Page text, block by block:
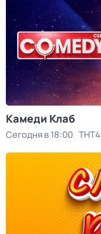
Камеди Клаб
Сегодня в 18:00 ТНТ4